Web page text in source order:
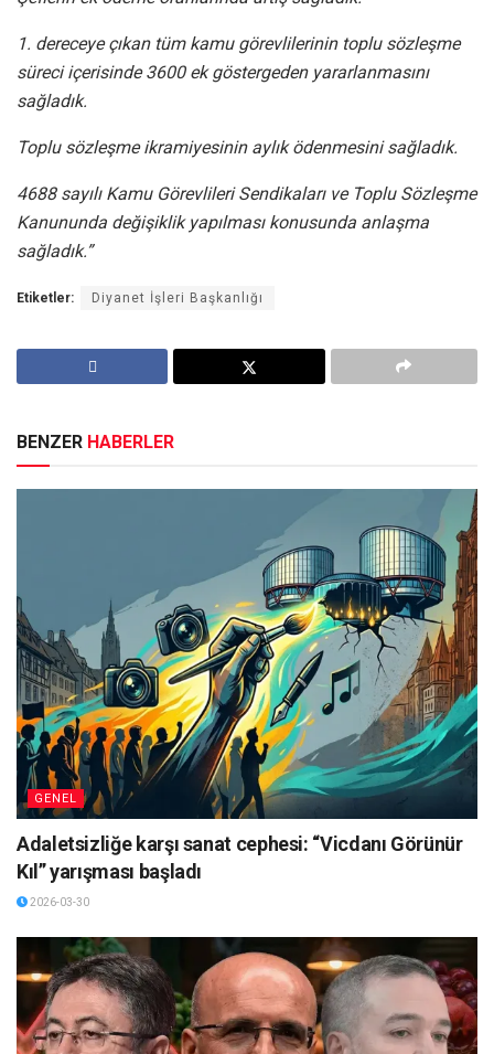
1. dereceye çıkan tüm kamu görevlilerinin toplu sözleşme
süreci içerisinde 3600 ek göstergeden yararlanmasını
sağladık.
Toplu sözleşme ikramiyesinin aylık ödenmesini sağladık.
4688 sayılı Kamu Görevlileri Sendikaları ve Toplu Sözleşme
Kanununda değişiklik yapılması konusunda anlaşma
sağladık.”
Etiketler: Diyanet İşleri Başkanlığı
BENZER HABERLER
GENEL
Adaletsizliğe karşı sanat cephesi: “Vicdanı Görünür
Kıl” yarışması başladı
2026-03-30